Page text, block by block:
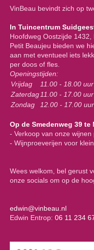
VinBeau bevindt zich op
In Tuincentrum
Hoofdweg Oostzijde
Petit Beaujeu bieden we
aan met eventueel iets
per doos of fles.
Openingstijden:
Vrijdag
11.00 - 18.00 uur
Zaterdag 11.00 - 17.00 uur
Zondag
12.00 - 17.00 uur
Op de Smedenweg 39 te
- Verkoop van onze wijnen
- Wijnproeverijen voor
Wees welkom, bel gerust
onze socials om op de
edwin@vinbeau.nl
Edwin Entrop: 06 11 234